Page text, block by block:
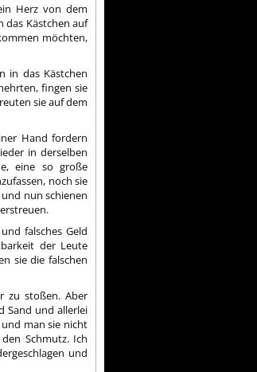
Herz von dem
das Kästchen auf
möchten,
in das Kästchen
fingen sie
sie auf dem
Hand fordern
in derselben
eine so große
noch sie
nun schienen
falsches Geld
der Leute
sie die falschen
zu stoßen. Aber
Sand und allerlei
man sie nicht
Schmutz. Ich
und